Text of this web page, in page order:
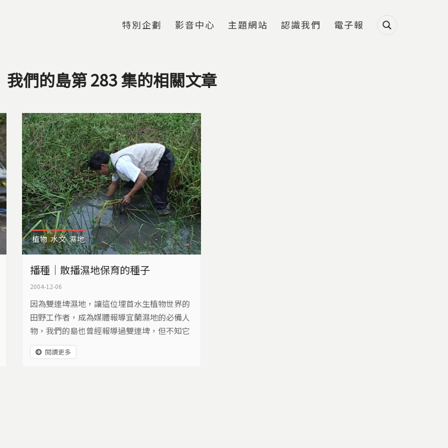
特別企劃 影音中心 主題網站 認識我們 電子報
我們的島第 283 集的相關文章
植物 水文 濕地
播種｜散播濕地保育的種子
2004-12-06
因為雙連埤濕地，讓這位埋首水生植物世界的
田野工作者，成為媒體報導宜蘭濕地的必備人
物，我們的島也曾經報導過雙連埤，但不知它
的近況如何，於是興起了去宜蘭看看的想法。
閱讀更多